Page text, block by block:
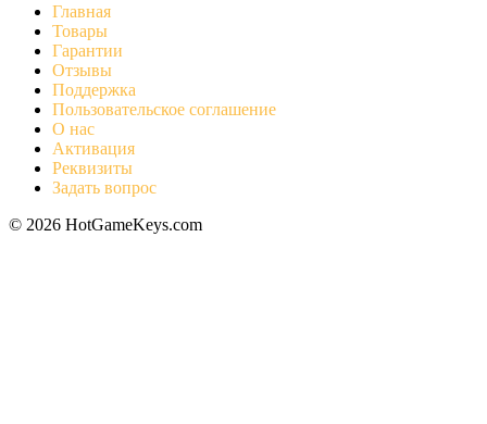
Главная
Товары
Гарантии
Отзывы
Поддержка
Пользовательское соглашение
О нас
Активация
Реквизиты
Задать вопрос
© 2026 HotGameKeys.com